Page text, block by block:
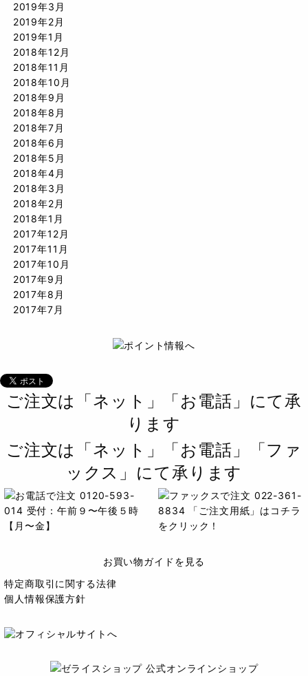
2019年3月
2019年2月
2019年1月
2018年12月
2018年11月
2018年10月
2018年9月
2018年8月
2018年7月
2018年6月
2018年5月
2018年4月
2018年3月
2018年2月
2018年1月
2017年12月
2017年11月
2017年10月
2017年9月
2017年8月
2017年7月
ご注文は「ネット」「お電話」にて承
ります
ご注文は「ネット」「お電話」「ファ
ックス」にて承ります
お買い物ガイドを見る
特定商取引に関する法律
個人情報保護方針